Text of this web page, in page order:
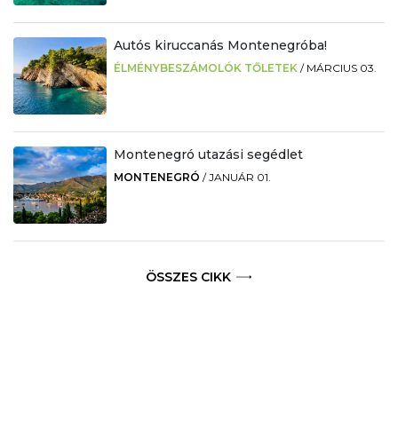
Autós kiruccanás Montenegróba!
ÉLMÉNYBESZÁMOLÓK TŐLETEK / MÁRCIUS 03.
Montenegró utazási segédlet
MONTENEGRÓ /JANUÁR 01.
ÖSSZES CIKK